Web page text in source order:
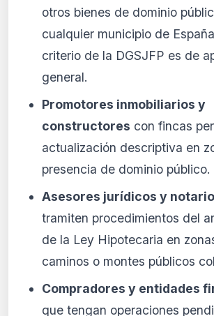
otros bienes de dominio
cualquier municipio de
criterio de la DGSJFP es de
general.
Promotores inmobiliarios y
constructores con fincas
actualización descriptiva en
presencia de dominio público.
Asesores jurídicos y
tramiten procedimientos del
de la Ley Hipotecaria en
caminos o montes públicos
Compradores y entidades
que tengan operaciones